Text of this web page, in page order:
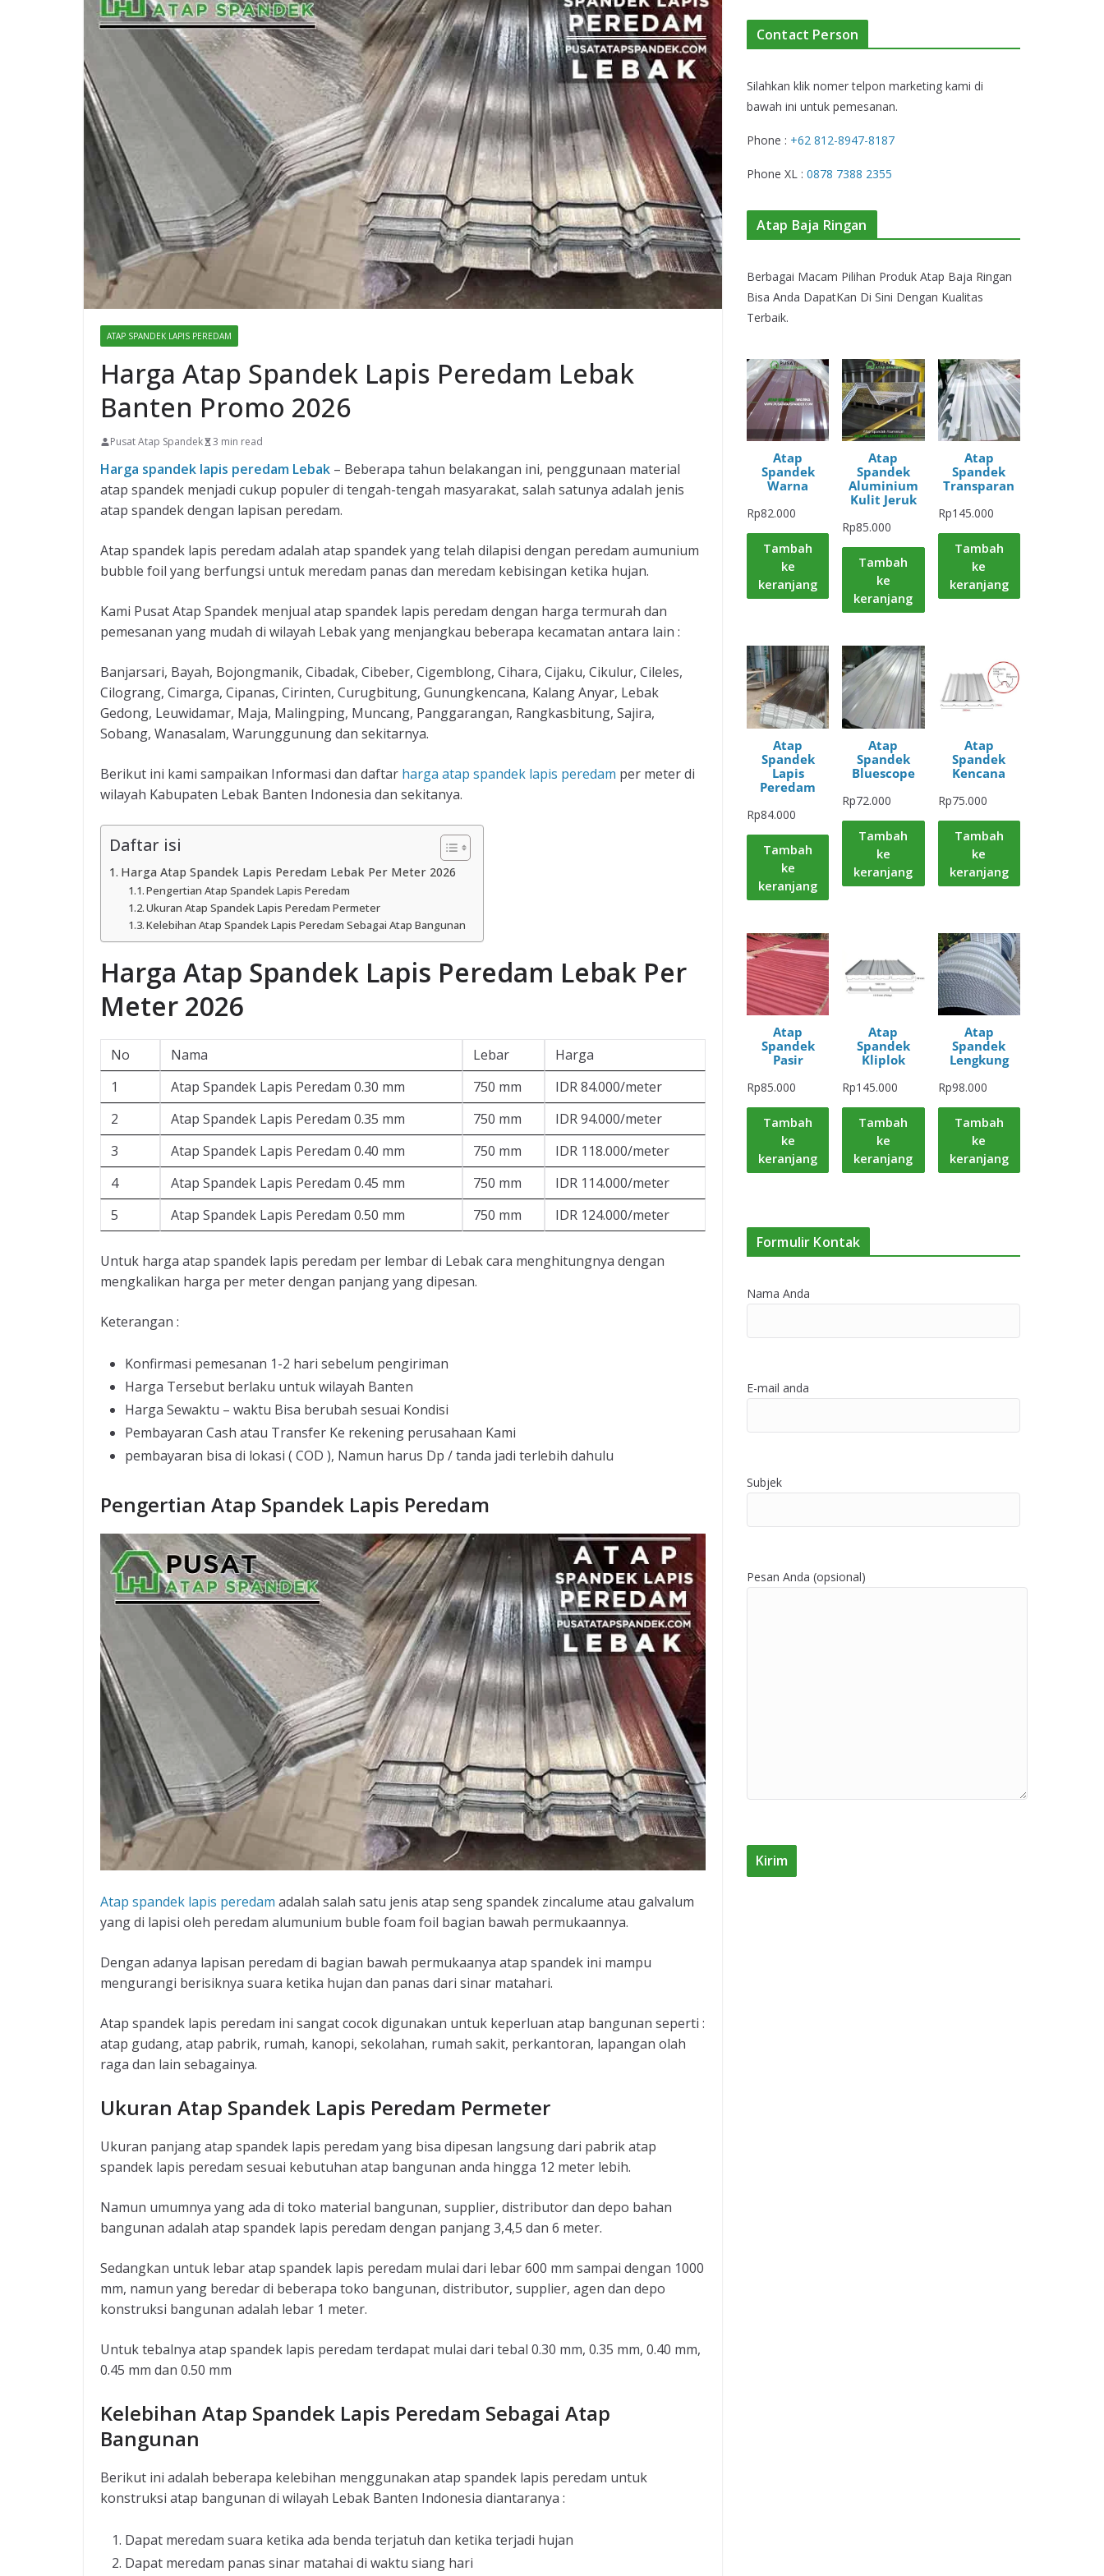
ATAP SPANDEK LAPIS PEREDAM
Harga Atap Spandek Lapis Peredam Lebak
Banten Promo 2026
Pusat Atap Spandek 3 min read
Harga spandek lapis peredam Lebak – Beberapa tahun belakangan ini, penggunaan material
atap spandek menjadi cukup populer di tengah-tengah masyarakat, salah satunya adalah jenis
atap spandek dengan lapisan peredam.
Atap spandek lapis peredam adalah atap spandek yang telah dilapisi dengan peredam aumunium
bubble foil yang berfungsi untuk meredam panas dan meredam kebisingan ketika hujan.
Kami Pusat Atap Spandek menjual atap spandek lapis peredam dengan harga termurah dan
pemesanan yang mudah di wilayah Lebak yang menjangkau beberapa kecamatan antara lain :
Banjarsari, Bayah, Bojongmanik, Cibadak, Cibeber, Cigemblong, Cihara, Cijaku, Cikulur, Cileles,
Cilograng, Cimarga, Cipanas, Cirinten, Curugbitung, Gunungkencana, Kalang Anyar, Lebak
Gedong, Leuwidamar, Maja, Malingping, Muncang, Panggarangan, Rangkasbitung, Sajira,
Sobang, Wanasalam, Warunggunung dan sekitarnya.
Berikut ini kami sampaikan Informasi dan daftar harga atap spandek lapis peredam per meter di
wilayah Kabupaten Lebak Banten Indonesia dan sekitanya.
Daftar isi
Harga Atap Spandek Lapis Peredam Lebak Per Meter 2026
Pengertian Atap Spandek Lapis Peredam
Ukuran Atap Spandek Lapis Peredam Permeter
Kelebihan Atap Spandek Lapis Peredam Sebagai Atap Bangunan
Harga Atap Spandek Lapis Peredam Lebak Per
Meter 2026
No Nama Lebar
Harga
1
Atap Spandek Lapis Peredam 0.30 mm 750 mm
IDR 84.000/meter
2
Atap Spandek Lapis Peredam 0.35 mm 750 mm
IDR 94.000/meter
3
Atap Spandek Lapis Peredam 0.40 mm 750 mm
IDR 118.000/meter
4
Atap Spandek Lapis Peredam 0.45 mm 750 mm
IDR 114.000/meter
5
Atap Spandek Lapis Peredam 0.50 mm 750 mm IDR 124.000/meter
Untuk harga atap spandek lapis peredam per lembar di Lebak cara menghitungnya dengan
mengkalikan harga per meter dengan panjang yang dipesan.
Keterangan :
Konfirmasi pemesanan 1-2 hari sebelum pengiriman
Harga Tersebut berlaku untuk wilayah Banten
Harga Sewaktu – waktu Bisa berubah sesuai Kondisi
Pembayaran Cash atau Transfer Ke rekening perusahaan Kami
pembayaran bisa di lokasi ( COD ), Namun harus Dp / tanda jadi terlebih dahulu
Pengertian Atap Spandek Lapis Peredam
Atap spandek lapis peredam adalah salah satu jenis atap seng spandek zincalume atau galvalum
yang di lapisi oleh peredam alumunium buble foam foil bagian bawah permukaannya.
Dengan adanya lapisan peredam di bagian bawah permukaanya atap spandek ini mampu
mengurangi berisiknya suara ketika hujan dan panas dari sinar matahari.
Atap spandek lapis peredam ini sangat cocok digunakan untuk keperluan atap bangunan seperti :
atap gudang, atap pabrik, rumah, kanopi, sekolahan, rumah sakit, perkantoran, lapangan olah
raga dan lain sebagainya.
Ukuran Atap Spandek Lapis Peredam Permeter
Ukuran panjang atap spandek lapis peredam yang bisa dipesan langsung dari pabrik atap
spandek lapis peredam sesuai kebutuhan atap bangunan anda hingga 12 meter lebih.
Namun umumnya yang ada di toko material bangunan, supplier, distributor dan depo bahan
bangunan adalah atap spandek lapis peredam dengan panjang 3,4,5 dan 6 meter.
Sedangkan untuk lebar atap spandek lapis peredam mulai dari lebar 600 mm sampai dengan 1000
mm, namun yang beredar di beberapa toko bangunan, distributor, supplier, agen dan depo
konstruksi bangunan adalah lebar 1 meter.
Untuk tebalnya atap spandek lapis peredam terdapat mulai dari tebal 0.30 mm, 0.35 mm, 0.40 mm,
0.45 mm dan 0.50 mm
Kelebihan Atap Spandek Lapis Peredam Sebagai Atap
Bangunan
Berikut ini adalah beberapa kelebihan menggunakan atap spandek lapis peredam untuk
konstruksi atap bangunan di wilayah Lebak Banten Indonesia diantaranya :
Dapat meredam suara ketika ada benda terjatuh dan ketika terjadi hujan
Dapat meredam panas sinar matahai di waktu siang hari
Contact Person
Silahkan klik nomer telpon marketing kami di
bawah ini untuk pemesanan.
Phone : +62 812-8947-8187
Phone XL : 0878 7388 2355
Atap Baja Ringan
Berbagai Macam Pilihan Produk Atap Baja Ringan
Bisa Anda DapatKan Di Sini Dengan Kualitas
Terbaik.
Atap
Spandek
Warna
Rp82.000
Tambah
ke
keranjang
Atap
Spandek
Aluminium
Kulit Jeruk
Rp85.000
Tambah
ke
keranjang
Atap
Spandek
Transparan
Rp145.000
Tambah
ke
keranjang
Atap
Spandek
Lapis
Peredam
Rp84.000
Tambah
ke
keranjang
Atap
Spandek
Bluescope
Rp72.000
Tambah
ke
keranjang
Atap
Spandek
Kencana
Rp75.000
Tambah
ke
keranjang
Atap
Spandek
Pasir
Rp85.000
Tambah
ke
keranjang
Atap
Spandek
Kliplok
Rp145.000
Tambah
ke
keranjang
Atap
Spandek
Lengkung
Rp98.000
Tambah
ke
keranjang
Formulir Kontak
Nama Anda
E-mail anda
Subjek
Pesan Anda (opsional)